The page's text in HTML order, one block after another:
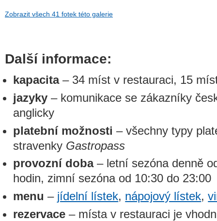
Zobrazit všech 41 fotek této galerie
Další informace:
kapacita– 34 míst v restauraci, 15
jazyky – komunikace se zákazníky
anglicky
platební možnosti – všechny typy
stravenky Gastropass
provozní doba– letní sezóna denně
hodin, zimní sezóna od 10:30 do 23:00
menu – jídelní lístek, nápojový lístek,
rezervace – místa v restauraci je